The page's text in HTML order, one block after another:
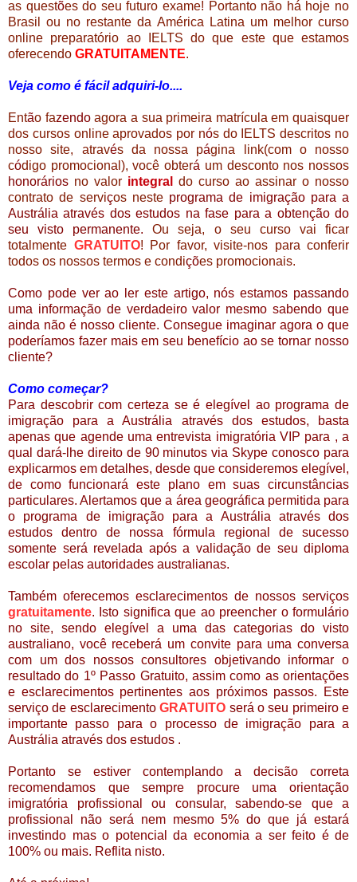
as questões do seu futuro exame! Portanto não há hoje no
Brasil ou no restante da América Latina um melhor curso
online preparatório ao IELTS do que este que estamos
oferecendo GRATUITAMENTE.
Veja como é fácil adquiri-lo....
Então fazendoagora a sua primeira matrícula em quaisquer
dos cursos online aprovados por nós do IELTS descritos no
nosso site, através da nossa página link(com o nosso
código promocional), você obterá um desconto nos nossos
honorários no valor integral
do curso ao assinar o nosso
contrato de serviços neste programa de imigração para a
Austrália através dos estudos na fase para a obtenção do
seu visto permanente. Ou seja, o seu curso vai ficar
totalmente GRATUITO! Por favor, visite-nos para conferir
todos os nossos termos e condições promocionais.
Como pode ver ao ler este artigo, nós estamos passando
uma informação de verdadeiro valor mesmo sabendo que
ainda não é nosso cliente. Consegue imaginar agora o que
poderíamos fazer mais em seu benefício ao se tornar nosso
cliente?
Como começar?
Para descobrir com certeza se é elegível ao programa de
imigração para a Austrália através dos estudos, basta
apenas que agende uma entrevista imigratória VIP para , a
qual dará-lhe direito de 90 minutos via Skype conosco para
explicarmos em detalhes, desde que consideremos elegível,
de como funcionará este plano em suas circunstâncias
particulares. Alertamos que a área geográfica permitida para
o programa de imigração para a Austrália através dos
estudos dentro de nossa fórmula regional de sucesso
somente será revelada após a validação de seu diploma
escolar pelas autoridades australianas.
Também oferecemos esclarecimentos de nossos serviços
gratuitamente. Isto significa que ao preencher o formulário
no site, sendo elegível a uma das categorias do visto
australiano, você receberá um convite para uma conversa
com um dos nossos consultores objetivando informar o
resultado do 1º Passo Gratuito, assim como as orientações
e esclarecimentos pertinentes aos próximos passos. Este
serviço de esclarecimentoGRATUITO será o seu primeiro e
importante passo para o processo de imigração para a
Austrália através dos estudos .
Portanto se estiver contemplando a decisão correta
recomendamos que sempre procure uma orientação
imigratória profissional ou consular, sabendo-se que a
profissional não será nem mesmo 5% do que já estará
investindo mas o potencial da economia a ser feito é de
100% ou mais. Reflita nisto.